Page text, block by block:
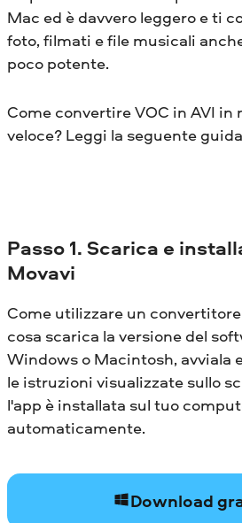
Mac ed è davvero leggero e ti
foto, filmati e file musicali
poco potente.
Come convertire VOC in AVI in
veloce? Leggi la seguente
Passo 1. Scarica e
Movavi
Come utilizzare un
cosa scarica la versione del
Windows o Macintosh, avviala
le istruzioni visualizzate sullo
l'app è installata sul tuo
automaticamente.
Download